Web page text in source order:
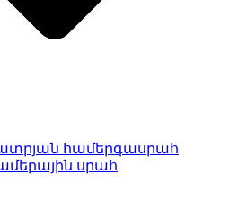
համերգասրահ
սրահ